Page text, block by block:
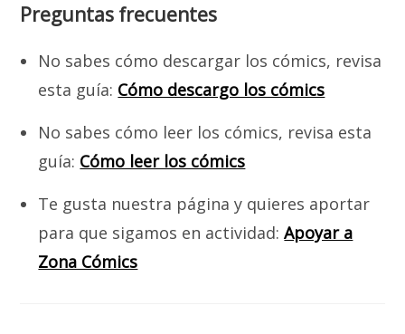
Preguntas frecuentes
No sabes cómo descargar los cómics, revisa
esta guía: Cómo descargo los cómics
No sabes cómo leer los cómics, revisa esta
guía: Cómo leer los cómics
Te gusta nuestra página y quieres aportar
para que sigamos en actividad:Apoyar a
Zona Cómics